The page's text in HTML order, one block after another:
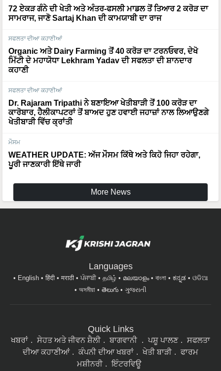
72 ਏਕੜ ਗੰਨੇ ਦੀ ਖੇਤੀ ਅਤੇ ਅੰਤਰ-ਫਸਲੀ ਮਾਡਲ ਤੋਂ ਤਿਆਰ 2 ਕਰੋੜ ਦਾ
ਸਾਮਰਾਜ, ਜਾਣੋ Sartaj Khan ਦੀ ਕਾਮਯਾਬੀ ਦਾ ਰਾਜ
ਸਫਲਤਾ ਦੀਆ ਕਹਾਣੀਆਂ
Organic ਅਤੇ Dairy Farming ਤੋਂ 40 ਕਰੋੜ ਦਾ ਟਰਨਓਵਰ, ਦੇਖੋ
ਮਿੱਟੀ ਦੇ ਮਹਾਯੋਧਾ Lekhram Yadav ਦੀ ਸਫਲਤਾ ਦੀ ਸ਼ਾਨਦਾਰ
ਕਹਾਣੀ
ਸਫਲਤਾ ਦੀਆ ਕਹਾਣੀਆਂ
Dr. Rajaram Tripathi ਨੇ ਬਣਾਇਆ ਖੇਤੀਬਾੜੀ ਤੋਂ 100 ਕਰੋੜ ਦਾ
ਕਾਰੋਬਾਰ, ਹੈਲੀਕਾਪਟਰਾਂ ਤੋਂ ਬਾਅਦ ਹੁਣ ਹਵਾਈ ਜਹਾਜ਼ਾਂ ਨਾਲ ਲਿਆਉਣਗੇ
ਖੇਤੀਬਾੜੀ ਵਿੱਚ ਕ੍ਰਾਂਤੀ
ਮੌਸਮ
WEATHER UPDATE: ਅੱਜ ਮੌਸਮ ਕਿੱਥੇ ਅਤੇ ਕਿਹੋ ਜਿਹਾ ਰਹੇਗਾ,
ਪੂਰੀ ਜਾਣਕਾਰੀ ਇੱਥੇ ਜਾਰੀ
More News
Languages
English हिंदी मराठी ਪੰਜਾਬੀ தமிழ் മലയാളം বাংলা ಕನ್ನಡ
ଓଡିଆ
অসমীয়া
తెలుగు ગુજરાતી
Quick Links
ਖਬਰਾਂ ਸੇਹਤ ਅਤੇ ਜੀਵਨ ਸ਼ੈਲੀ ਬਾਗਵਾਨੀ ਪਸ਼ੂ ਪਾਲਣ
ਸਫਲਤਾ
ਦੀਆ ਕਹਾਣੀਆਂ
ਕੰਪਨੀ ਦੀਆ ਖਬਰਾਂ ਖੇਤੀ ਬਾੜੀ
ਫਾਰਮ
ਮਸ਼ੀਨਰੀ
ਇੰਟਰਵਿਊ